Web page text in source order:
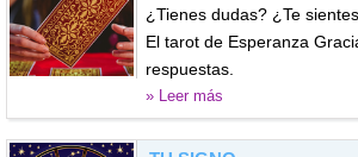
¿Tienes dudas? ¿Te
El tarot de Esperanza
respuestas.
» Leer más